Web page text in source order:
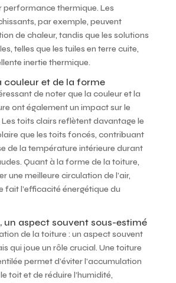
performance thermique. Les
par exemple, peuvent
de chaleur, tandis que les solutions
telles que les tuiles en terre cuite,
inertie thermique.
couleur et de la forme
de noter que la couleur et la
ont également un impact sur le
toits clairs reflètent davantage le
que les toits foncés, contribuant
de la température intérieure durant
Quant à la forme de la toiture,
une meilleure circulation de l’air,
fait l’efficacité énergétique du
un aspect souvent sous-estimé
de la toiture : un aspect souvent
qui joue un rôle crucial. Une toiture
permet d’éviter l’accumulation
toit et de réduire l’humidité,